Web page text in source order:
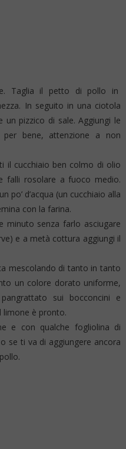
Taglia il petto di pollo in
In seguito in una ciotola
pizzico di sale. Aggiungi le
bene, attenzione a non
il cucchiaio ben colmo di olio
falli rosolare a fuoco medio.
po’ d’acqua (un cucchiaio alla
con la farina.
minuto senza farlo asciugare
e a metà cottura aggiungi il
mescolando di tanto in tanto
un colore dorato uniforme,
sui bocconcini e
limone è pronto.
e con qualche fogliolina di
se ti va di aggiungere ancora